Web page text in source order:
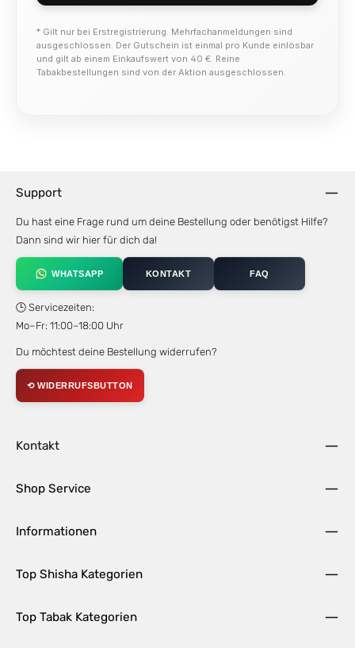
* Gilt nur bei Erstregistrierung. Mehrfachanmeldungen sind
ausgeschlossen. Der Gutschein ist einmal pro Kunde einlösbar
und gilt ab einem Einkaufswert von 40 €. Reine
Tabakbestellungen sind von der Aktion ausgeschlossen.
Support
Du hast eine Frage rund um deine Bestellung oder benötigst Hilfe?
Dann sind wir hier für dich da!
WHATSAPP KONTAKT FAQ
🕒 Servicezeiten:
Mo–Fr: 11:00–18:00 Uhr
Du möchtest deine Bestellung widerrufen?
⟲ WIDERRUFSBUTTON
Kontakt
Shop Service
Informationen
Top Shisha Kategorien
Top Tabak Kategorien